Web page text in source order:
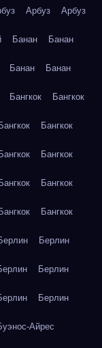
Арбуз Арбуз
Банан Банан
Банан Банан
Бангкок Бангкок
Бангкок Бангкок
Бангкок Бангкок
Бангкок Бангкок
Бангкок Бангкок
Берлин
Берлин
Берлин
Айрес